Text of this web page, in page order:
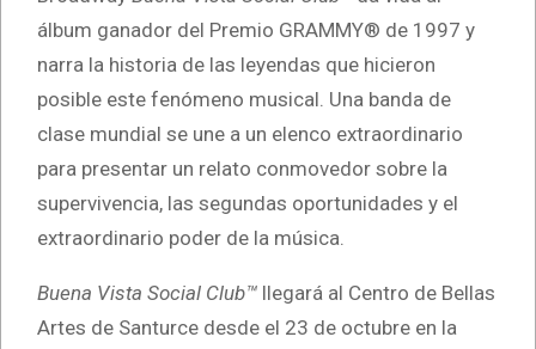
álbum ganador del Premio GRAMMY® de 1997 y
narra la historia de las leyendas que hicieron
posible este fenómeno musical. Una banda de
clase mundial se une a un elenco extraordinario
para presentar un relato conmovedor sobre la
supervivencia, las segundas oportunidades y el
extraordinario poder de la música.
Buena Vista Social Club™ llegará al Centro de Bellas
Artes de Santurce desde el 23 de octubre en la